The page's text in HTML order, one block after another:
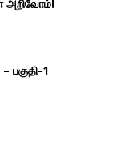
அறிவோம்!
பகுதி-1